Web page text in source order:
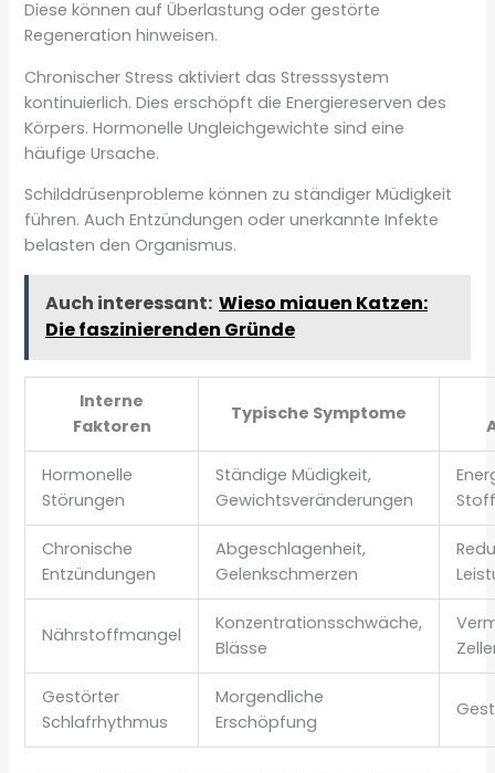
Diese können auf Überlastung oder gestörte
Regeneration hinweisen.
Chronischer Stress aktiviert das Stresssystem
kontinuierlich. Dies erschöpft die Energiereserven des
Körpers. Hormonelle Ungleichgewichte sind eine
häufige Ursache.
Schilddrüsenprobleme können zu ständiger Müdigkeit
führen. Auch Entzündungen oder unerkannte Infekte
belasten den Organismus.
Auch interessant: Wieso miauen Katzen:
Die faszinierenden Gründe
Interne
Faktoren
Typische Symptome
Hormonelle
Störungen
Ständige Müdigkeit,
Gewichtsveränderungen
Chronische
Entzündungen
Abgeschlagenheit,
Gelenkschmerzen
Nährstoffmangel
Konzentrationsschwäche,
Blässe
Gestörter
Schlafrhythmus
Morgendliche
Erschöpfung